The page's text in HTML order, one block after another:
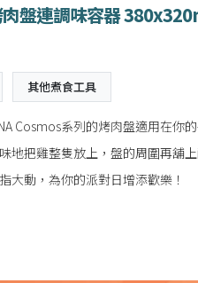
盤連調味容器
其他煮食工具
Cosmos系列的烤肉盤適用在你
地把雞整隻放上，盤的周圍再舖
大動，為你的派對日增添歡樂！